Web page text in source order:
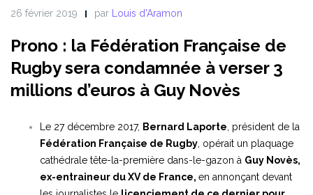
26 février 2019 par Louis d'Aramon
Prono : la Fédération Française de
Rugby sera condamnée à verser 3
millions d’euros à Guy Novès
Le 27 décembre 2017, Bernard Laporte , président de la
Fédération Française de Rugby , opérait un plaquage
cathédrale tête-la-première dans-le-gazon à Guy Novès,
ex-entraineur du XV de France, en annonçant devant